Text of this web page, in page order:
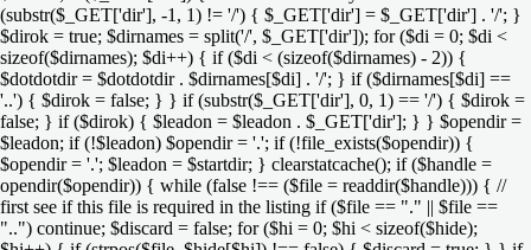
(substr($_GET['dir'], -1, 1) != '/') { $_GET['dir'] = $_GET['dir'] . '/'; }
$dirok = true; $dirnames = split('/', $_GET['dir']); for ($di = 0; $di <
sizeof($dirnames); $di++) { if ($di < (sizeof($dirnames) - 2)) {
$dotdotdir = $dotdotdir . $dirnames[$di] . '/'; } if ($dirnames[$di] ==
'..') { $dirok = false; } } if (substr($_GET['dir'], 0, 1) == '/') { $dirok =
false; } if ($dirok) { $leadon = $leadon . $_GET['dir']; } } $opendir =
$leadon; if (!$leadon) $opendir = '.'; if (!file_exists($opendir)) {
$opendir = '.'; $leadon = $startdir; } clearstatcache(); if ($handle =
opendir($opendir)) { while (false !== ($file = readdir($handle))) { //
first see if this file is required in the listing if ($file == "." || $file ==
"..") continue; $discard = false; for ($hi = 0; $hi < sizeof($hide);